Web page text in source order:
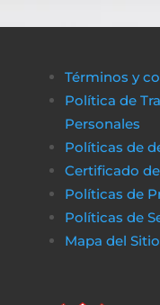
de
De la
de juego
Términos y
Política de
Personales
Políticas de
Certificado
Políticas de
Políticas de
Mapa del Sitio